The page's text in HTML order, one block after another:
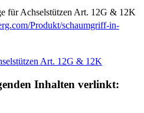
für Achselstützen Art. 12G & 12K
Produkt/schaumgriff-in-
Inhalten verlinkt: